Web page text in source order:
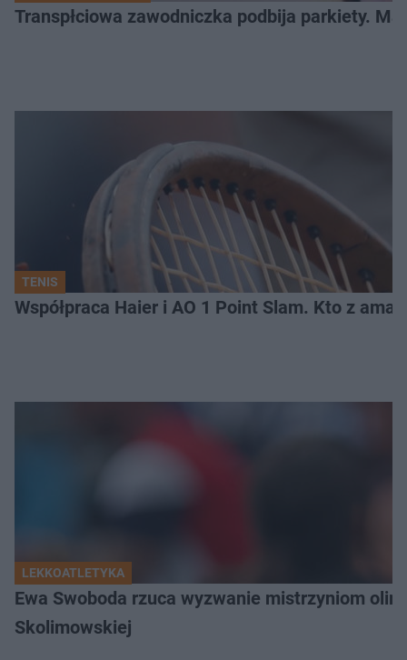
Transpłciowa zawodniczka podbija parkiety.
TENIS
Współpraca Haier i AO 1 Point Slam. Kto z
LEKKOATLETYKA
Ewa Swoboda rzuca wyzwanie mistrzyniom
Skolimowskiej